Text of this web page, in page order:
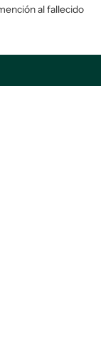
al fallecido